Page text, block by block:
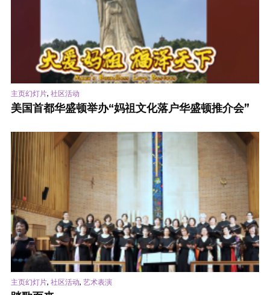
主页幻灯片, 社区活动
美国首都华盛顿举办“妈祖文化落户华盛顿推介会”
主页幻灯片, 社区活动, 艺术表演